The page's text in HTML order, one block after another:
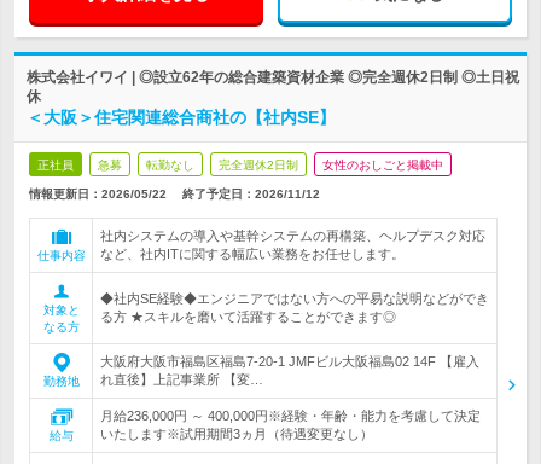
株式会社イワイ | ◎設立62年の総合建築資材企業 ◎完全週休2日制 ◎土日祝
休
＜大阪＞住宅関連総合商社の【社内SE】
正社員 急募 転勤なし 完全週休2日制 女性のおしごと掲載中
情報更新日：2026/05/22 終了予定日： 2026/11/12
仕事内容
社内システムの導入や基幹システムの再構築、ヘルプデスク対応
など、社内ITに関する幅広い業務をお任せします。
対象と
なる方
◆社内SE経験◆エンジニアではない方への平易な説明などができ
る方 ★スキルを磨いて活躍することができます◎
勤務地
大阪府大阪市福島区福島7-20-1 JMFビル大阪福島02 14F 【雇入
れ直後】上記事業所 【変…
給与
月給236,000円 ～ 400,000円※経験・年齢・能力を考慮して決定
いたします※試用期間3ヵ月（待遇変更なし）